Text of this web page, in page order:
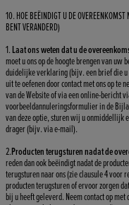
10. HOE BEËINDIGT U DE
BENT VERANDERD)
1.Laat ons weten dat u de
moet u ons op de hoogte brengen van uw
duidelijke verklaring (bijv. een brief die u
uit te oefenen door contact met ons op te
van de Website of via een online-bericht
voorbeeldannuleringsformulier in de
van deze optie, sturen wij u onmiddellijk
drager (bijv. via e-mail).
2.Producten terugsturen nadat de
reden dan ook beëindigt nadat de
terugsturen naar ons (zie clausule 4 voor
producten terugsturen of ervoor zorgen
bij u heeft geleverd. Neem contact op